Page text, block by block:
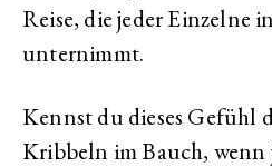
Reise, die jeder Einzelne
unternimmt.
Kennst du dieses Gefühl
Kribbeln im Bauch, wenn